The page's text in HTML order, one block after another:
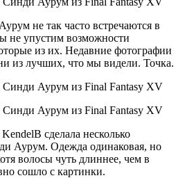
не так часто встречаются в
не упустим возможности
из их. Недавние фотографии
из лучших, что мы видели. Точка.
сделала несколько
Аурум. Одежда одинаковая, но
волосы чуть длиннее, чем в
сошло с картинки.